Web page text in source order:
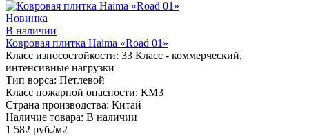
Новинка
В наличии
Ковровая плитка Haima «Road 01»
Класс износостойкости: 33 Класс - коммерческий,
интенсивные нагрузки
Тип ворса: Петлевой
Класс пожарной опасности: КМ3
Страна производства: Китай
Наличие товара: В наличии
1 582 руб./м2